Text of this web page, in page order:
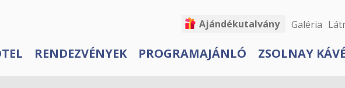
Ajándékutalvány Galéria
RENDEZVÉNYEK PROGRAMAJÁNLÓ ZSOLNAY